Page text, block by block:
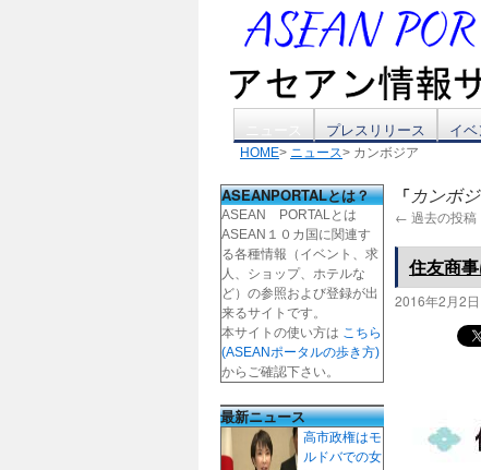
テ
ン
ツ
へ
ス
キ
ッ
プレスリリース イベ
HOME> ニュース> カンボジア
「 カンボ
← 過去の投稿
住友商
2016年2月2日
ASEANPORTALとは？
ASEAN PORTALとは
ASEAN１０カ国に関連す
る各種情報（イベント、求
人、ショップ、ホテルな
ど）の参照および登録が出
来るサイトです。
本サイトの使い方は こちら
(ASEANポータルの歩き方)
からご確認下さい。
最新ニュース
高市政権はモ
ルドバでの女